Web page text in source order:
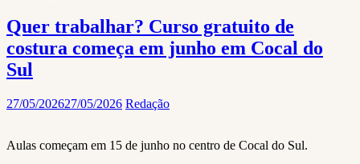
Quer trabalhar? Curso gratuito de
costura começa em junho em Cocal do
Sul
27/05/202627/05/2026 Redação
Aulas começam em 15 de junho no centro de Cocal do Sul.